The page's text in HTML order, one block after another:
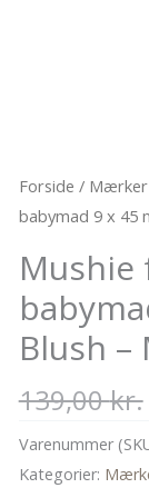
Forside / Mærker
babymad 9 x 45
Mushie
Blush –
139,00kr.
Varenummer
Kategorier: